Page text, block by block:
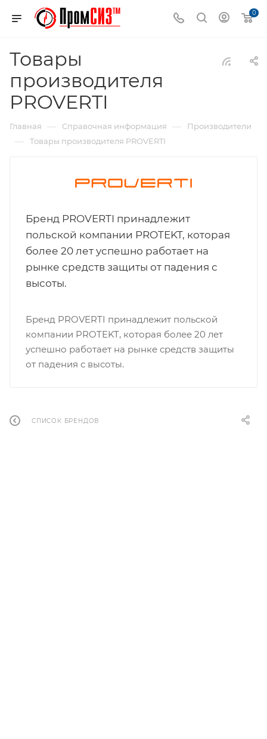
0
Товары
производителя
PROVERTI
Главная — Справочная информация — Производители
— Товары производителя PROVERTI
Бренд PROVERTI принадлежит
польской компании PROTEKT, которая
более 20 лет успешно работает на
рынке средств защиты от падения с
высоты.
Бренд PROVERTI принадлежит польской
компании PROTEKT, которая более 20 лет
успешно работает на рынке средств защиты
от падения с высоты.
СПИСОК БРЕНДОВ